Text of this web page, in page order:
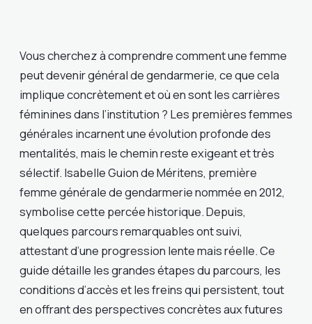
Vous cherchez à comprendre comment une femme
peut devenir général de gendarmerie, ce que cela
implique concrètement et où en sont les carrières
féminines dans l’institution ? Les premières femmes
générales incarnent une évolution profonde des
mentalités, mais le chemin reste exigeant et très
sélectif. Isabelle Guion de Méritens, première
femme générale de gendarmerie nommée en 2012,
symbolise cette percée historique. Depuis,
quelques parcours remarquables ont suivi,
attestant d’une progression lente mais réelle. Ce
guide détaille les grandes étapes du parcours, les
conditions d’accès et les freins qui persistent, tout
en offrant des perspectives concrètes aux futures